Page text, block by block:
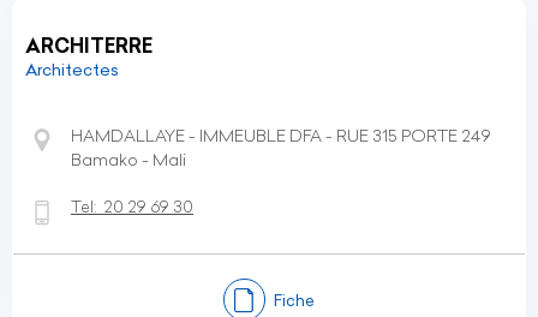
ARCHITERRE
Architectes
HAMDALLAYE - IMMEUBLE DFA - RUE 315 PORTE 249
Bamako - Mali
Tel: 20 29 69 30
Fiche